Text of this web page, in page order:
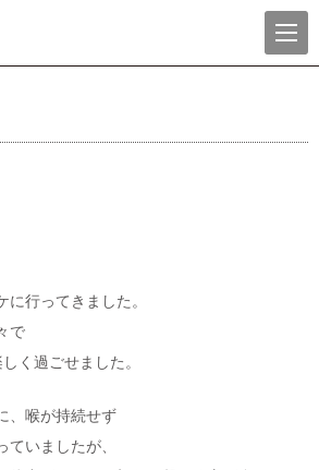
menu
行ってきました。
で
く過ごせました。
、喉が持続せず
いましたが、